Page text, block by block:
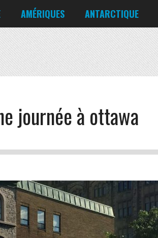
AMÉRIQUES
Canada
Chili
États-Unis
Mexique
Nicaragua
ANTARCTIQUE
journée à ottawa